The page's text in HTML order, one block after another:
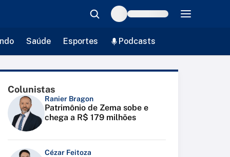
Saúde Esportes Podcasts
Colunistas
Ranier Bragon
Patrimônio de Zema sobe e
chega a R$ 179 milhões
Cézar Feitoza